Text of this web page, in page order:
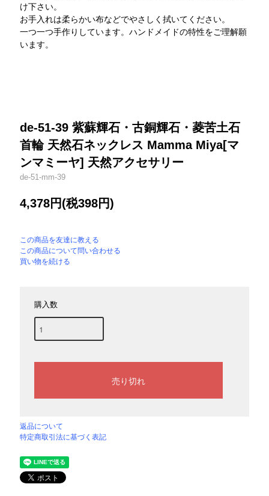
け下さい。
お手入れは柔らかい布などでやさしく拭いてください。
一つ一つ手作りしています。ハンドメイドの特性をご理解願
います。
de-51-39 紫蘇輝石・古銅輝石・菱苦土石
首輪 天然石ネックレス Mamma Miya[マ
ンマミーヤ] 天然アクセサリー
de-51-mm-39
4,378円(税398円)
この商品を友達に教える
この商品について問い合わせる
買い物を続ける
購入数
返品について
特定商取引法に基づく表記